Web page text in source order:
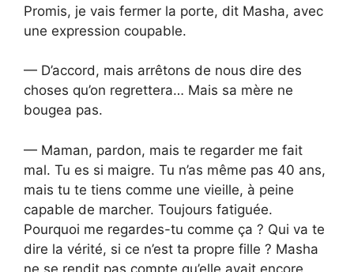
Promis, je vais fermer la porte, dit Masha, avec
une expression coupable.
— D’accord, mais arrêtons de nous dire des
choses qu’on regrettera… Mais sa mère ne
bougea pas.
— Maman, pardon, mais te regarder me fait
mal. Tu es si maigre. Tu n’as même pas 40 ans,
mais tu te tiens comme une vieille, à peine
capable de marcher. Toujours fatiguée.
Pourquoi me regardes-tu comme ça ? Qui va te
dire la vérité, si ce n’est ta propre fille ? Masha
ne se rendit pas compte qu’elle avait encore